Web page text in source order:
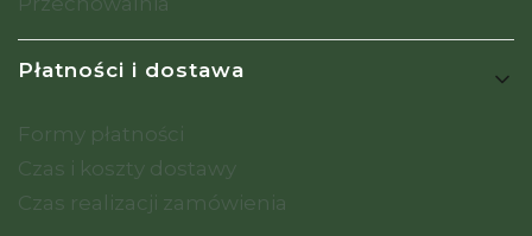
Płatności i dostawa
Formy płatności
Czas i koszty dostawy
Czas realizacji zamówienia